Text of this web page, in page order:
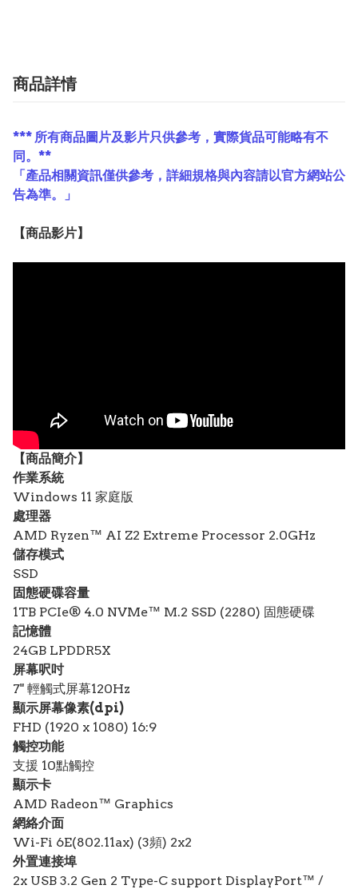
商品詳情
*** 所有商品圖片及影片只供參考，實際貨品可能略有不
同。**
「產品相關資訊僅供參考，詳細規格與內容請以官方網站公
告為準。」
【商品影片】
【商品簡介】
作業系統
Windows 11 家庭版
處理器
AMD Ryzen™ AI Z2 Extreme Processor 2.0GHz
儲存模式
SSD
固態硬碟容量
1TB PCIe® 4.0 NVMe™ M.2 SSD (2280) 固態硬碟
記憶體
24GB LPDDR5X
屏幕呎吋
7" 輕觸式屏幕120Hz
顯示屏幕像素(dpi)
FHD (1920 x 1080) 16:9
觸控功能
支援 10點觸控
顯示卡
AMD Radeon™ Graphics
網絡介面
Wi-Fi 6E(802.11ax) (3頻) 2x2
外置連接埠
2x USB 3.2 Gen 2 Type-C support DisplayPort™ /